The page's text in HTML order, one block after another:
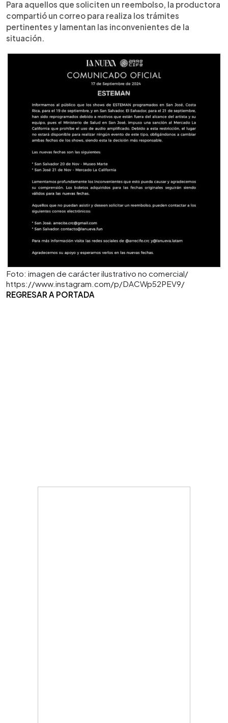
Para aquellos que soliciten un reembolso, la productora
compartió un correo para realiza los trámites
pertinentes y lamentan las inconvenientes de la
situación.
Foto: imagen de carácter ilustrativo no comercial/
https://www.instagram.com/p/DACWp52PEV9/
REGRESAR A PORTADA